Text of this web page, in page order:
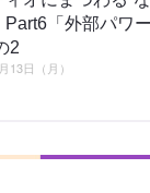
Part6「外部パワー
2
13日（月）